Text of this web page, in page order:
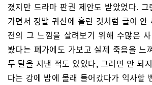
졌지만 드라마 판권 제안도 받았었다.
가면서 정말 귀신에 홀린 것처럼 글이 안
전의 그 느낌을 살려보기 위해 수많은
봤다는 폐가에도 가보고 실제 죽음을 느
두 달을 지낸 적도 있었다, 그러면 안 되
다는 강에 밤에 몰래 들어갔다가 익사할